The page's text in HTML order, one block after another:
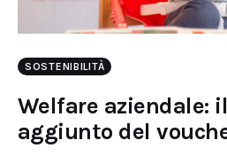
SOSTENIBILITÀ
Welfare aziendale:
aggiunto del